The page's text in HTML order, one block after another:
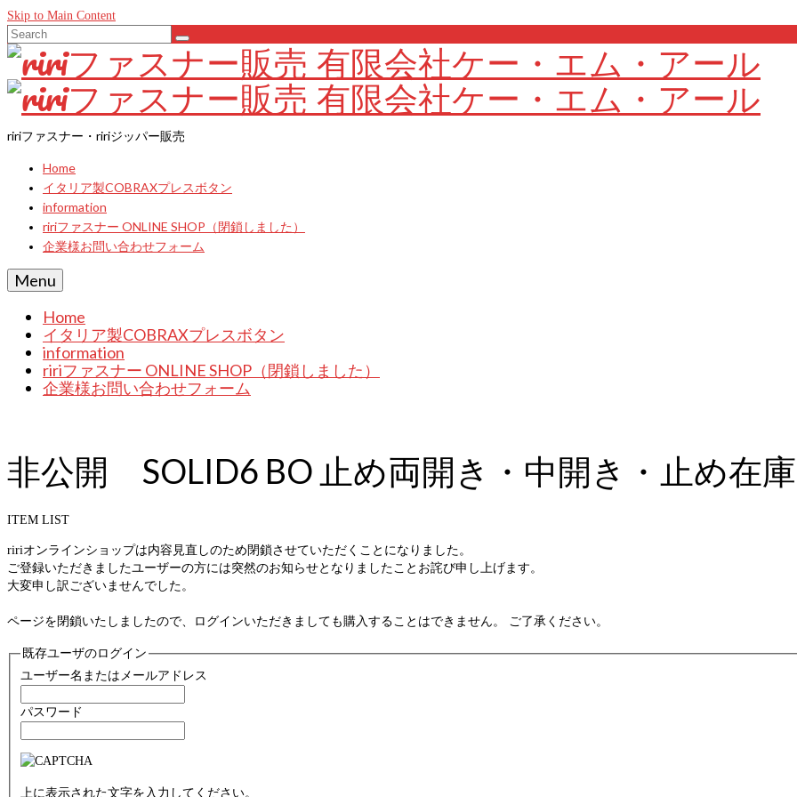
Skip to Main Content
Search
for:
ririファスナー・ririジッパー販売
Home
イタリア製COBRAXプレスボタン
information
ririファスナー ONLINE SHOP（閉鎖しました）
企業様お問い合わせフォーム
Menu
Home
イタリア製COBRAXプレスボタン
information
ririファスナー ONLINE SHOP（閉鎖しました）
企業様お問い合わせフォーム
非公開 SOLID6 BO 止め両開き・中開き・止め在
ITEM LIST
ririオンラインショップは内容見直しのため閉鎖させていただくことになりました。
ご登録いただきましたユーザーの方には突然のお知らせとなりましたことお詫び申し上げます。
大変申し訳ございませんでした。
ページを閉鎖いたしましたので、ログインいただきましても購入することはできません。 ご了承ください。
既存ユーザのログイン
ユーザー名またはメールアドレス
パスワード
上に表示された文字を入力してください。